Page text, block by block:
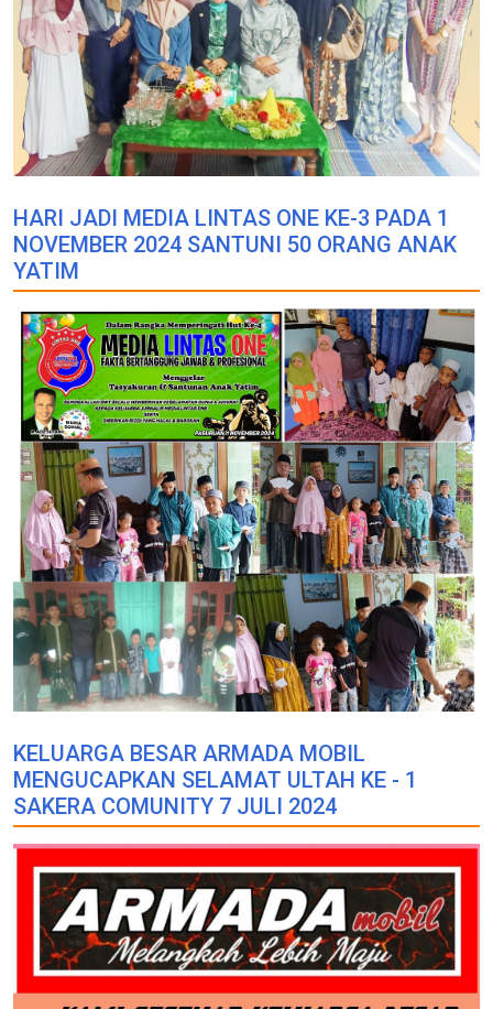
HARI JADI MEDIA LINTAS ONE KE-3 PADA 1
NOVEMBER 2024 SANTUNI 50 ORANG ANAK
YATIM
KELUARGA BESAR ARMADA MOBIL
MENGUCAPKAN SELAMAT ULTAH KE - 1
SAKERA COMUNITY 7 JULI 2024